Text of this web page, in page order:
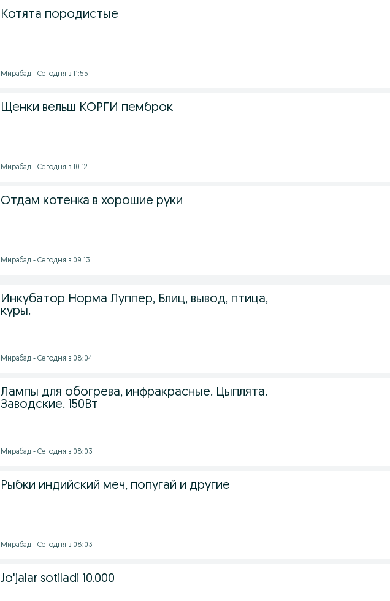
Котята породистые
Мирабад - Сегодня в 11:55
Щенки вельш КОРГИ пемброк
Мирабад - Сегодня в 10:12
Отдам котенка в хорошие руки
Мирабад - Сегодня в 09:13
Инкубатор Норма Луппер, Блиц, вывод, птица,
куры.
Мирабад - Сегодня в 08:04
Лампы для обогрева, инфракрасные. Цыплята.
Заводские. 150Вт
Мирабад - Сегодня в 08:03
Рыбки индийский меч, попугай и другие
Мирабад - Сегодня в 08:03
Jo'jalar sotiladi 10.000